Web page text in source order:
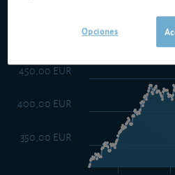
350,00 EUR
400,00 EUR
450,00 EUR
Opciones